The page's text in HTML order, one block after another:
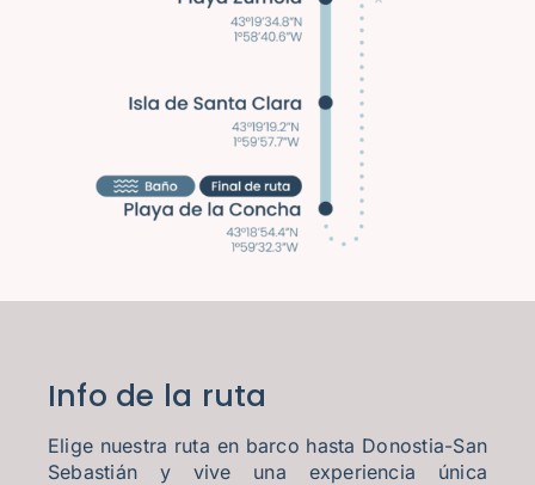
Info de la ruta
Elige nuestra ruta en barco hasta Donostia-San
Sebastián y vive una experiencia única